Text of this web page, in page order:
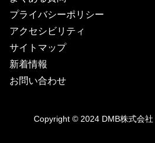
プライバシーポリシー
アクセシビリティ
サイトマップ
新着情報
お問い合わせ
Copyright © 2024 DMB株式会社